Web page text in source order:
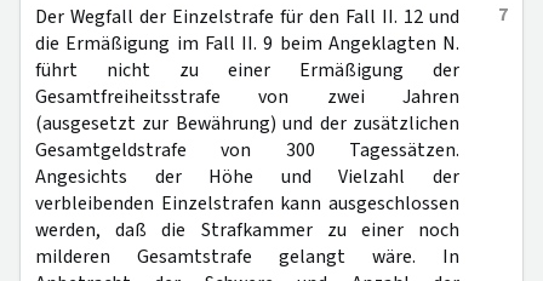
7
Der Wegfall der Einzelstrafe für den Fall II. 12 und
die Ermäßigung im Fall II. 9 beim Angeklagten N.
führt nicht zu einer Ermäßigung der
Gesamtfreiheitsstrafe von zwei Jahren
(ausgesetzt zur Bewährung) und der zusätzlichen
Gesamtgeldstrafe von 300 Tagessätzen.
Angesichts der Höhe und Vielzahl der
verbleibenden Einzelstrafen kann ausgeschlossen
werden, daß die Strafkammer zu einer noch
milderen Gesamtstrafe gelangt wäre. In